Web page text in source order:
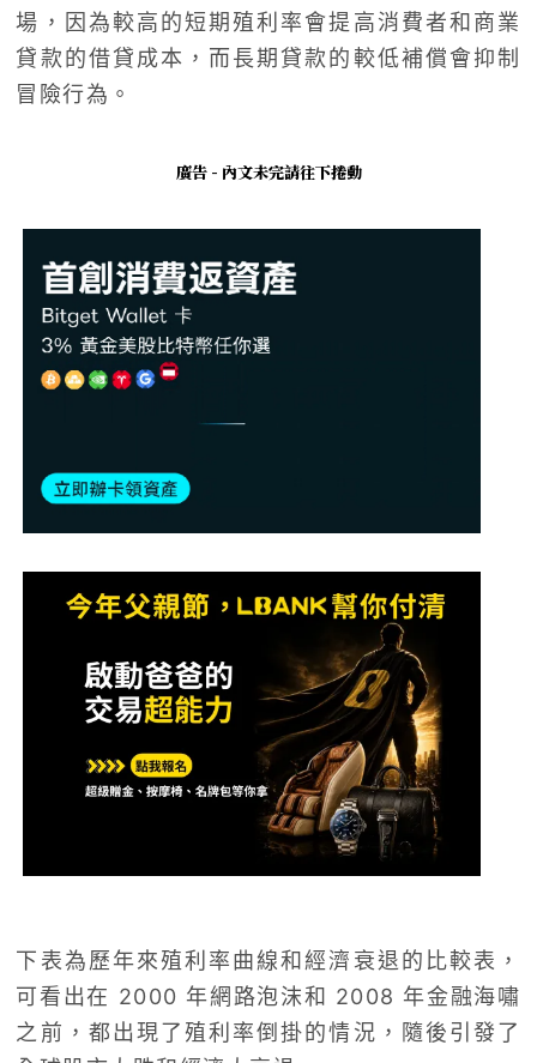
場，因為較高的短期殖利率會提高消費者和商業
貸款的借貸成本，而長期貸款的較低補償會抑制
冒險行為。
廣告 - 內文未完請往下捲動
下表為歷年來殖利率曲線和經濟衰退的比較表，
可看出在 2000 年網路泡沫和 2008 年金融海嘯
之前，都出現了殖利率倒掛的情況，隨後引發了